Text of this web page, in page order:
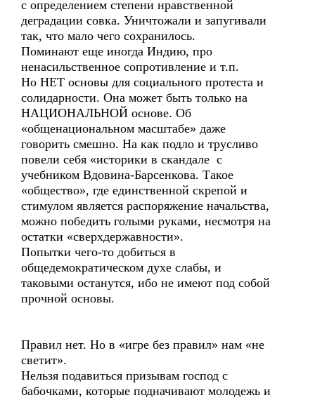
с определением степени нравственной
деградации совка. Уничтожали и запугивали
так, что мало чего сохранилось.
Поминают еще иногда Индию, про
ненасильственное сопротивление и т.п.
Но НЕТ основы для социального протеста и
солидарности. Она может быть только на
НАЦИОНАЛЬНОЙ основе. Об
«общенациональном масштабе» даже
говорить смешно. На как подло и трусливо
повели себя «историки в скандале с
учебником Вдовина-Барсенкова. Такое
«общество», где единственной скрепой и
стимулом является распоряжение начальства,
можно победить голыми руками, несмотря на
остатки «сверхдержавности».
Попытки чего-то добиться в
общедемократическом духе слабы, и
таковыми останутся, ибо не имеют под собой
прочной основы.
Правил нет. Но в «игре без правил» нам «не
светит».
Нельзя подавиться призывам господ с
бабочками, которые подначивают молодежь и